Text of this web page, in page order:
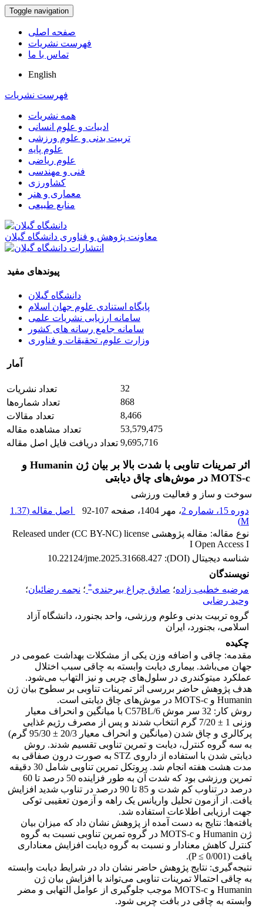
Toggle navigation
صفحه اصلی
فهرست نشریات
تماس با ما
English
فهرست نشریات
همه نشریات
ادبیات و علوم انسانی
تربیت بدنی و علوم ورزشی
علوم پایه
علوم ریاضی
فنی و مهندسی
کشاورزی
معماری و هنر
منابع طبیعی
معاونت پژوهش و فناوری دانشگاه گیلان
پیوندهای مفید
دانشگاه گیلان
پایگاه استنادی علوم جهان اسلام
سامانه ارزیابی نشریات علمی
سامانه جامع رسانه های کشور
وزارت علوم، تحقیقات و فناوری
آمار
تعداد نشریات
32
تعداد شماره‌ها
868
تعداد مقالات
8,466
تعداد مشاهده مقاله
53,579,475
تعداد دریافت فایل اصل مقاله 9,695,716
اثر تمرینات تناوبی با شدت بالا بر بیان ژن Humanin و
MOTS-c در موش‌های چاق دیابتی
سوخت و ساز و فعالیت ورزشی
دوره 15، شماره 2
، مهر 1404 ، صفحه 92-107 اصل مقاله (1.37
M
)
نوع مقاله: مقاله پژوهشی Released under (CC BY-NC) license
I Open Access I
شناسه دیجیتال (DOI):
10.22124/jme.2025.31668.427
نویسندگان
مرضیه خطیب زاده؛ صادق چراغ بیرجندی* ؛ نجمه رضائیان؛
وحید رضایی
گروه تربیت بدنی وعلوم ورزشی، واحد بجنورد، دانشگاه آزاد
اسلامی، بجنورد، ایران
چکیده
مقدمه: چاقی و اضافه وزن یکی از مشکلات بهداشت عمومی در
جهان می‌باشد. بیماری دیابت وابسته به چاقی سبب اختلال
عملکرد میتوکندری در سلول‌های چربی و نیز التهاب می‌شود.
هدف پژوهش حاضر بررسی اثر تمرینات تناوبی بر سطوح بیان ژن
Humanin و MOTS-c در موش‌های چاق دیابتی است.
روش کار: 32 سر موش C57BL/6 با میانگین و انحراف معیار
وزنی 1 ± 7/20 گرم انتخاب شدند و پس از مصرف رژیم غذایی
پرکالری و چاق شدن (میانگین و انحراف معیار 20/3 ± 95/30 گرم)
به سه گروه کنترل، دیابت و تمرین تناوبی تقسیم شدند. روش
دیابتی شدن با استفاده از داروی STZ به صورت درون صفاقی به
مدت هشت هفته انجام شد. پروتکل تمرین تناوبی شامل 30 دقیقه
تمرین ورزشی بود که شدت آن به طور فزاینده 50 درصد تا 60
درصد در تناوب کم شدت و 85 تا 90 درصد در تناوب شدید افزایش
یافت. از آزمون تحلیل واریانس یک راهه و آزمون تعقیبی توکی
جهت ارزیابی اطلاعات استفاده شد.
یافته‌ها: نتایج به دست آمده از پژوهش نشان داد که میزان بیان
ژن Humanin و MOTS-c در گروه تمرین تناوبی نسبت به گروه
کنترل کاهش معنادار و نسبت به گروه دیابت افزایش معناداری
یافت (P ≤ 0/001).
نتیجه‌گیری: نتایج پژوهش حاضر نشان داد در شرایط دیابت وابسته
به چاقی احتمالا تمرینات تناوبی می‌تواند با افزایش بیان ژن
Humanin و MOTS-c موجب جلوگیری از عوامل التهابی و مضر
وابسته به چاقی در بافت چربی شود.